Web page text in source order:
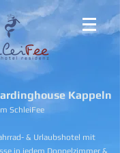
Kappeln
SchleiFee
& Urlaubshotel mit
in jedem Doppelzimmer &